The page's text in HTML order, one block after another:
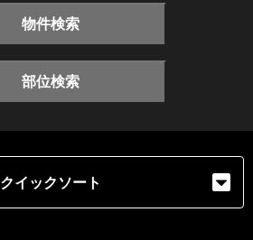
物件検索
部位検索
クイックソート